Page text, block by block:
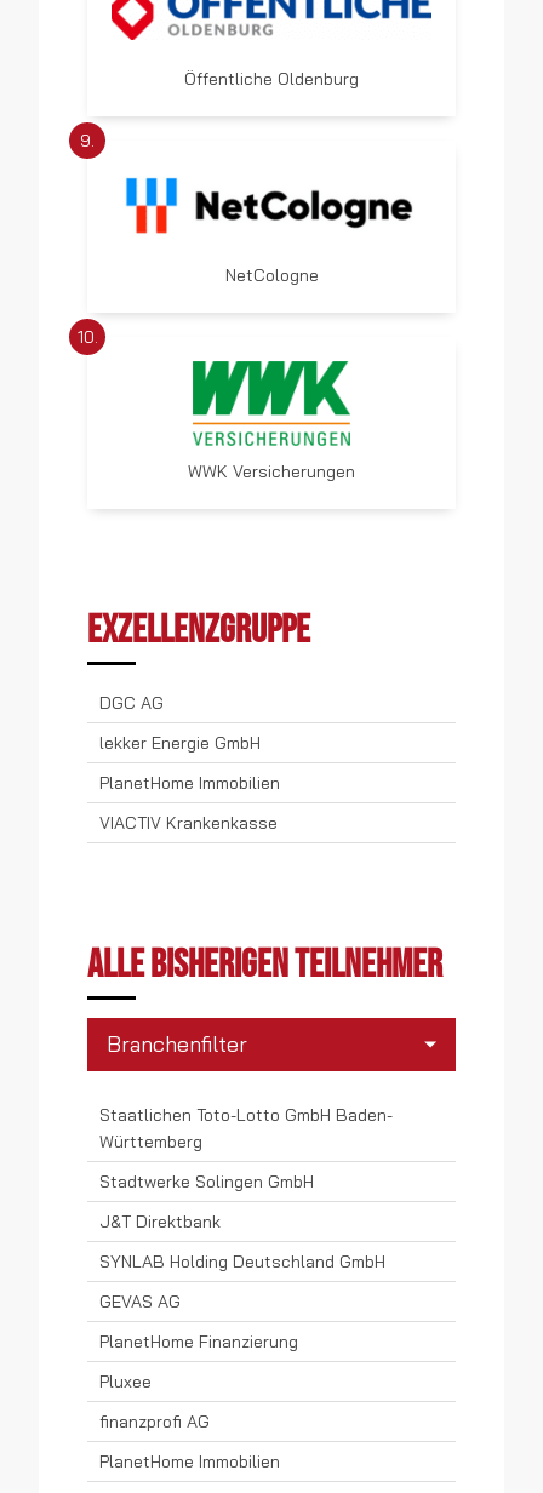
Öffentliche Oldenburg
9.
NetCologne
10.
WWK Versicherungen
Exzellenzgruppe
DGC AG
lekker Energie GmbH
PlanetHome Immobilien
VIACTIV Krankenkasse
Alle bisherigen Teilnehmer
Branchenfilter
Banken
Consumer Electronics
Einzelhandel
Elektrotechnologie
Energiedienstleistungen
Finanzdienstleistungen
Gebäudedienstleistungen
Gebäudemanagement
Staatlichen Toto-Lotto GmbH Baden-
Württemberg
Stadtwerke Solingen GmbH
J&T Direktbank
SYNLAB Holding Deutschland GmbH
GEVAS AG
PlanetHome Finanzierung
Pluxee
finanzprofi AG
PlanetHome Immobilien